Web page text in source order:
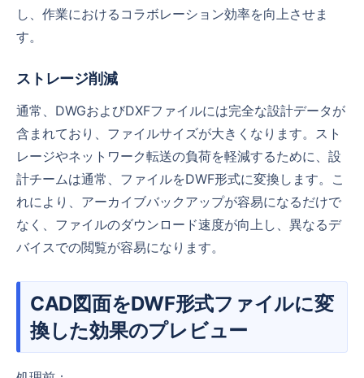
し、作業におけるコラボレーション効率を向上させま
す。
ストレージ削減
通常、DWGおよびDXFファイルには完全な設計データが
含まれており、ファイルサイズが大きくなります。スト
レージやネットワーク転送の負荷を軽減するために、設
計チームは通常、ファイルをDWF形式に変換します。こ
れにより、アーカイブバックアップが容易になるだけで
なく、ファイルのダウンロード速度が向上し、異なるデ
バイスでの閲覧が容易になります。
CAD図面をDWF形式ファイルに変
換した効果のプレビュー